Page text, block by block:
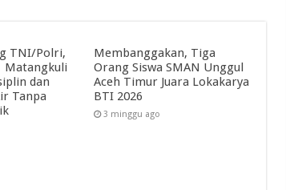
TNI/Polri,
Matangkuli
dan
Tanpa
Membanggakan, Tiga
Orang Siswa SMAN Unggul
Aceh Timur Juara Lokakarya
BTI 2026
3 minggu ago